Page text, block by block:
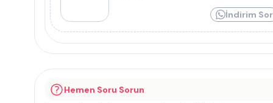
İndirim Sor
Hemen Soru Sorun